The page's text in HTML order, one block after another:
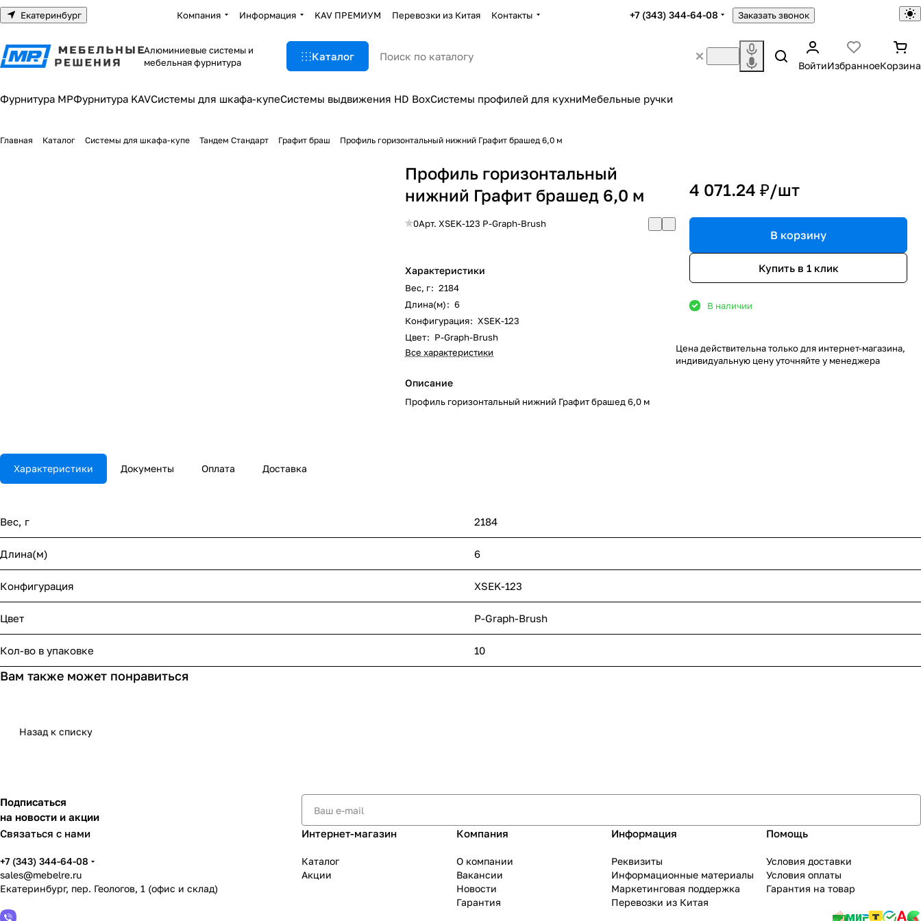
Екатеринбург Компания Информация KAV ПРЕМИУМ Перевозки из Китая Контакты +7 (343) 344-64-08 Заказать звонок
Алюминиевые системы и
мебельная фурнитура
Каталог
ВойтиИзбранноеКорзина
Фурнитура МРФурнитура KAVСистемы для шкафа-купеСистемы выдвижения HD BoxСистемы профилей для кухниМебельные ручки
Главная Каталог Системы для шкафа-купе Тандем Стандарт Графит браш Профиль горизонтальный нижний Графит брашед 6,0 м
Профиль горизонтальный
нижний Графит брашед 6,0 м
0Арт.XSEK-123 P-Graph-Brush
Характеристики
Вес, г: 2184
Длина(м): 6
Конфигурация: XSEK-123
Цвет: P-Graph-Brush
Все характеристики
Описание
Профиль горизонтальный нижний Графит брашед 6,0 м
4 071.24 ₽/шт
В корзину
Купить в 1 клик
В наличии
Цена действительна только для интернет-магазина,
индивидуальную цену уточняйте у менеджера
Характеристики Документы Оплата Доставка
Вес, г 2184
Длина(м) 6
Конфигурация XSEK-123
Цвет P-Graph-Brush
Кол-во в упаковке 10
Вам также может понравиться
Назад к списку
Подписаться
на новости и акции
Связаться с нами
+7 (343) 344-64-08
sales@mebelre.ru
Екатеринбург, пер. Геологов, 1 (офис и склад)
Интернет-магазин
Каталог
Акции
Компания
О компании
Вакансии
Новости
Гарантия
Информация
Реквизиты
Информационные материалы
Маркетинговая поддержка
Перевозки из Китая
Помощь
Условия доставки
Условия оплаты
Гарантия на товар